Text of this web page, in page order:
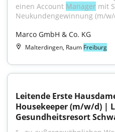
einen Account Manager mit
Neukundengewinnung (m/
Marco GmbH & Co. KG
Malterdingen, Raum Freiburg
Leitende Erste
Housekeeper (m/w/d) |
Gesundheitsresort